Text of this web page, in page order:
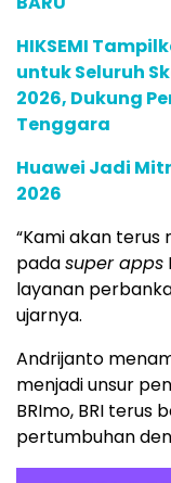
HIKSEMI
untuk Seluruh
2026, Dukung
Tenggara
Huawei Jadi
2026
“Kami akan
padasuper apps
layanan
ujarnya.
Andrijanto
menjadi unsur
BRImo, BRI
pertumbuhan